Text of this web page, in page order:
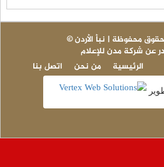
عن شركة مدن للإعلام
اتصل بنا
من نحن الرئيسية